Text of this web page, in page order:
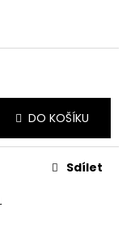
DO KOŠÍKU
Sdílet